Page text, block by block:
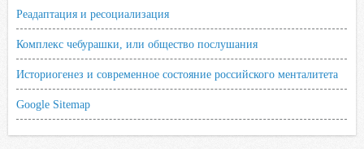
Реадаптация и ресоциализация
Комплекс чебурашки, или общество послушания
Историогенез и современное состояние российского менталитета
Google Sitemap